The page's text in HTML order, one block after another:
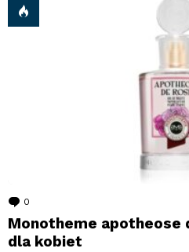
0
Monotheme apotheose
dla kobiet